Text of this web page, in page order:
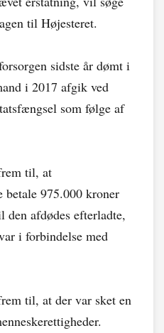
til Højesteret.
sidste år dømt i
i 2017 afgik ved
som følge af
til, at
975.000 kroner
den afdødes efterladte,
i forbindelse med
til, at der var sket en